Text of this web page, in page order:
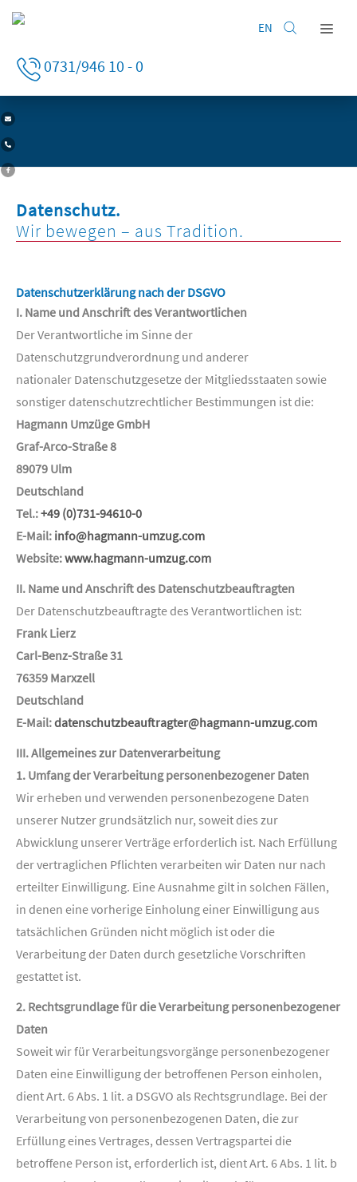
EN
0731/946 10 - 0
Home
Lagerung
Kontakt
HAGMANN UMZÜGE IN ULM
Datenschutz.
Wir bewegen – aus Tradition.
Datenschutzerklärung nach der DSGVO
I. Name und Anschrift des Verantwortlichen
Der Verantwortliche im Sinne der
Datenschutzgrundverordnung und anderer
nationaler Datenschutzgesetze der Mitgliedsstaaten sowie
sonstiger datenschutzrechtlicher Bestimmungen ist die:
Hagmann Umzüge GmbH
Graf-Arco-Straße 8
89079 Ulm
Deutschland
Tel.:+49 (0)731-94610-0
E-Mail: info@hagmann-umzug.com
Website:www.hagmann-umzug.com
II. Name und Anschrift des Datenschutzbeauftragten
Der Datenschutzbeauftragte des Verantwortlichen ist:
Frank Lierz
Carl-Benz-Straße 31
76359 Marxzell
Deutschland
E-Mail:datenschutzbeauftragter@hagmann-umzug.com
III. Allgemeines zur Datenverarbeitung
1. Umfang der Verarbeitung personenbezogener Daten
Wir erheben und verwenden personenbezogene Daten
unserer Nutzer grundsätzlich nur, soweit dies zur
Abwicklung unserer Verträge erforderlich ist. Nach Erfüllung
der vertraglichen Pflichten verarbeiten wir Daten nur nach
erteilter Einwilligung. Eine Ausnahme gilt in solchen Fällen,
in denen eine vorherige Einholung einer Einwilligung aus
tatsächlichen Gründen nicht möglich ist oder die
Verarbeitung der Daten durch gesetzliche Vorschriften
gestattet ist.
2. Rechtsgrundlage für die Verarbeitung personenbezogener
Daten
Soweit wir für Verarbeitungsvorgänge personenbezogener
Daten eine Einwilligung der betroffenen Person einholen,
dient Art. 6 Abs. 1 lit. a DSGVO als Rechtsgrundlage. Bei der
Verarbeitung von personenbezogenen Daten, die zur
Erfüllung eines Vertrages, dessen Vertragspartei die
betroffene Person ist, erforderlich ist, dient Art. 6 Abs. 1 lit. b